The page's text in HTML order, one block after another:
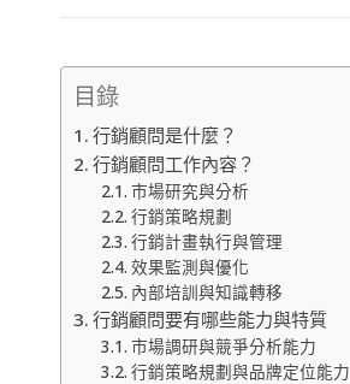
目錄
行銷顧問是什麼？
行銷顧問工作內容？
市場研究與分析
行銷策略規劃
行銷計畫執行與管理
效果監測與優化
內部培訓與知識轉移
行銷顧問要有哪些能力與特質
市場調研與競爭分析能力
行銷策略規劃與品牌定位能力